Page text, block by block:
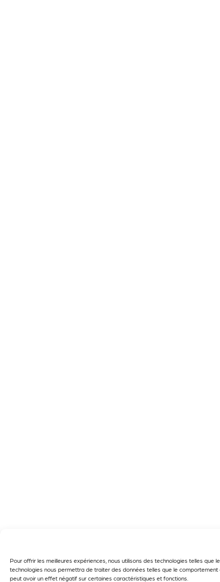
Pour offrir les meilleures expériences, nous utilisons des technologies telles
technologies nous permettra de traiter des données telles que le
peut avoir un effet négatif sur certaines caractéristiques et fonctions.